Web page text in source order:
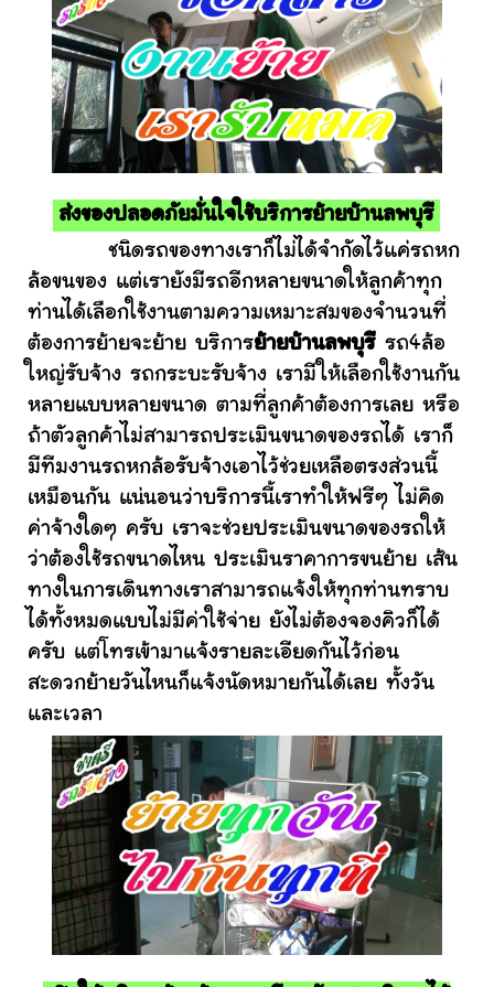
ส่งของปลอดภัยมั่นใจใช้บริการย้ายบ้านลพบุรี
ชนิดรถของทางเราก็ไม่ได้จำกัดไว้แค่รถหก
ล้อขนของ แต่เรายังมีรถอีกหลายขนาดให้ลูกค้าทุก
ท่านได้เลือกใช้งานตามความเหมาะสมของจำนวนที่
ต้องการย้ายจะย้าย บริการย้ายบ้านลพบุรี รถ4ล้อ
ใหญ่รับจ้าง รถกระบะรับจ้าง เรามีให้เลือกใช้งานกัน
หลายแบบหลายขนาด ตามที่ลูกค้าต้องการเลย หรือ
ถ้าตัวลูกค้าไม่สามารถประเมินขนาดของรถได้ เราก็
มีทีมงานรถหกล้อรับจ้างเอาไว้ช่วยเหลือตรงส่วนนี้
เหมือนกัน แน่นอนว่าบริการนี้เราทำให้ฟรีๆ ไม่คิด
ค่าจ้างใดๆ ครับ เราจะช่วยประเมินขนาดของรถให้
ว่าต้องใช้รถขนาดไหน ประเมินราคาการขนย้าย เส้น
ทางในการเดินทางเราสามารถแจ้งให้ทุกท่านทราบ
ได้ทั้งหมดแบบไม่มีค่าใช้จ่าย ยังไม่ต้องจองคิวก็ได้
ครับ แต่โทรเข้ามาแจ้งรายละเอียดกันไว้ก่อน
สะดวกย้ายวันไหนก็แจ้งนัดหมายกันได้เลย ทั้งวัน
และเวลา